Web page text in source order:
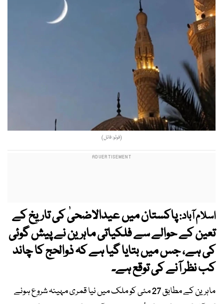
(فوٹو: فائل)
اسلام آباد:پاکستان میں عیدالاضحیٰ کی تاریخ کے
تعین کے حوالے سے فلکیاتی ماہرین نے پیش گوئی
کی ہے، جس میں بتایا گیا ہے کہ ذوالحج کا چاند
کب نظر آنے کی توقع ہے۔
ماہرین کے مطابق 27 مئی کو ملک میں نیا قمری مہینہ شروع ہونے